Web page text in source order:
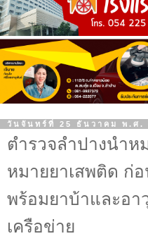
วันจันทร์ที่ 25 ธันวาคม พ.ศ.
ตำรวจลำปางนำห
หมายยาเสพติด ก่
พร้อมยาบ้าและอา
เครือข่าย